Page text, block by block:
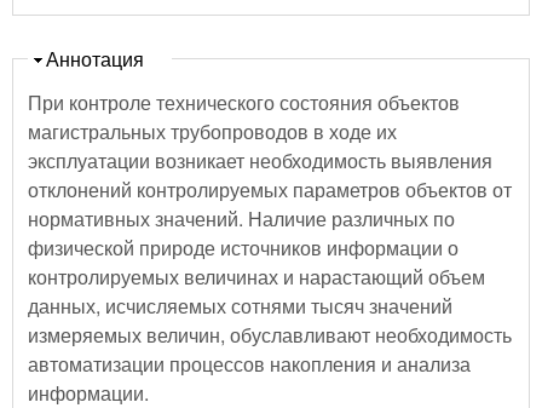
Скрыть
Аннотация
При контроле технического состояния объектов
магистральных трубопроводов в ходе их
эксплуатации возникает необходимость выявления
отклонений контролируемых параметров объектов от
нормативных значений. Наличие различных по
физической природе источников информации о
контролируемых величинах и нарастающий объем
данных, исчисляемых сотнями тысяч значений
измеряемых величин, обуславливают необходимость
автоматизации процессов накопления и анализа
информации.